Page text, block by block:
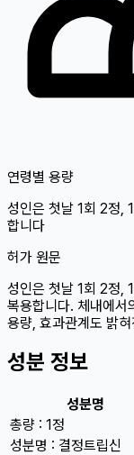
연령별 용량
성인은 첫날 1회 2정,
합니다
허가 원문
성인은 첫날 1회 2정,
복용합니다. 체내에서
용량, 효과관계도 밝
성분 정보
성분명
총량 : 1정
성분명 : 결정트립신